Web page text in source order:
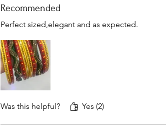
Recommended
Perfect sized,elegant and as expected.
Was this helpful? Yes (2)